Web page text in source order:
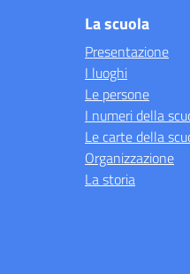
La scuola
Presentazione
I luoghi
Le persone
I numeri della
Le carte della
Organizzazione
La storia